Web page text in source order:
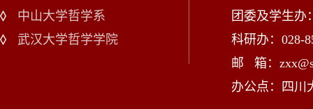
中山大学哲学系
武汉大学哲学学院
团委及学生办
科研办：028-
邮 箱：
办公点：四川